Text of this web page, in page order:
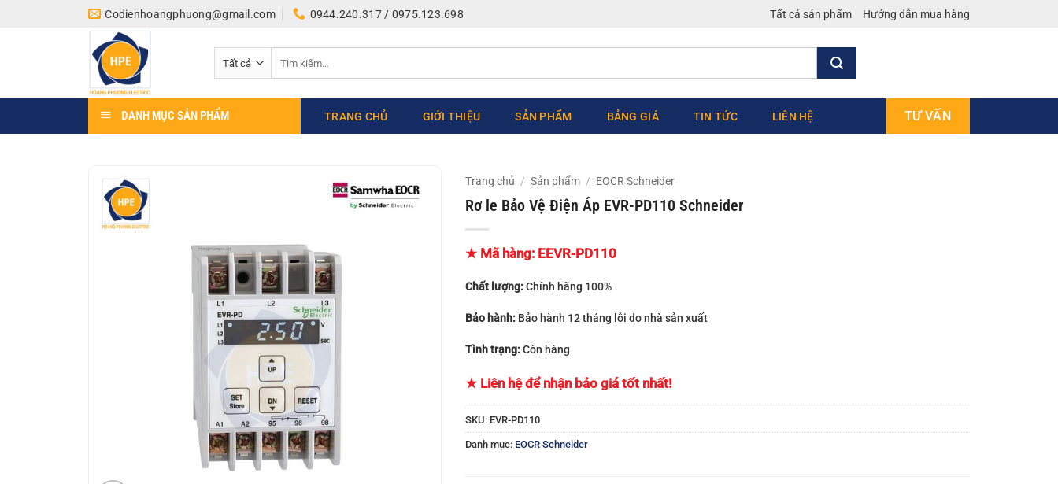
Codienhoangphuong@gmail.com 0944.240.317 / 0975.123.698 Tất cả sản phẩm Hướng dẫn mua hàng
kiếm:
DANH MỤC SẢN PHẨM TRANG CHỦ GIỚI THIỆU SẢN PHẨM BẢNG GIÁ TIN TỨC LIÊN HỆ TƯ VẤN
Trang chủ / Sản phẩm / EOCR Schneider
Rơ le Bảo Vệ Điện Áp EVR-PD110 Schneider
★ Mã hàng: EEVR-PD110
Chất lượng:Chính hãng 100%
Bảo hành: Bảo hành 12 tháng lỗi do nhà sản xuất
Tình trạng:Còn hàng
★ Liên hệ để nhận bảo giá tốt nhất!
SKU: EVR-PD110
Danh mục: EOCR Schneider